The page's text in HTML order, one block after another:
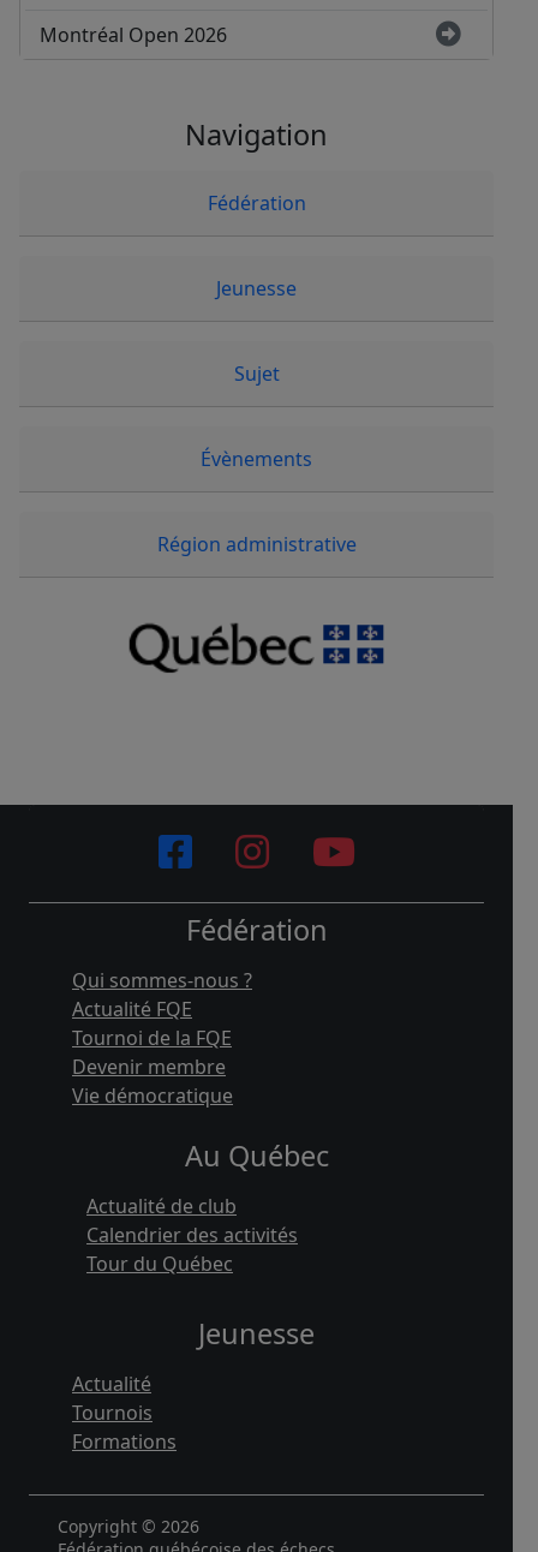
Montréal Open 2026
Navigation
Fédération
Jeunesse
Sujet
Évènements
Région administrative
Fédération
Qui sommes-nous ?
Actualité FQE
Tournoi de la FQE
Devenir membre
Vie démocratique
Au Québec
Actualité de club
Calendrier des activités
Tour du Québec
Jeunesse
Actualité
Tournois
Formations
Copyright © 2026